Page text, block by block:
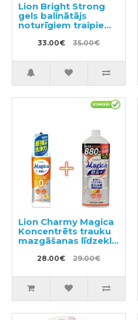
Lion Bright Strong
gels balinātājs
noturīgiem traipiem
ar antibakteriālu
efektu 510ml +
33.00€ 35.00€
Lion Charmy Magica
Koncentrēts trauku
mazgāšanas līdzeklis
220ml + pildviela
880ml28.00€ 29.00€